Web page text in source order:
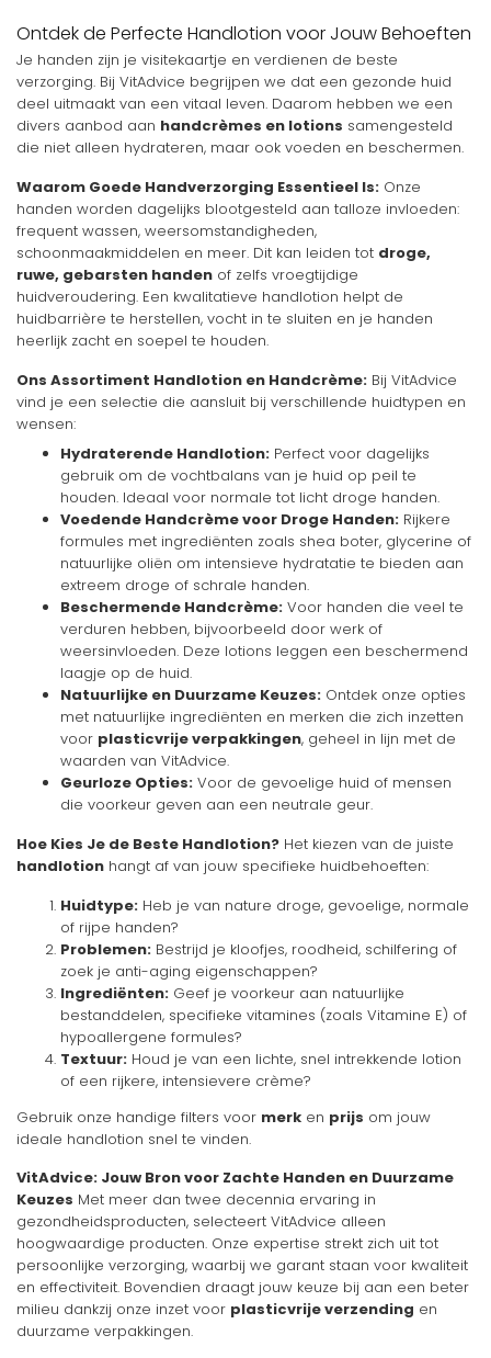
Ontdek de Perfecte Handlotion voor Jouw Behoeften
Je handen zijn je visitekaartje en verdienen de beste
verzorging. Bij VitAdvice begrijpen we dat een gezonde huid
deel uitmaakt van een vitaal leven. Daarom hebben we een
divers aanbod aan handcrèmes en lotions samengesteld
die niet alleen hydrateren, maar ook voeden en beschermen.
Waarom Goede Handverzorging Essentieel Is: Onze
handen worden dagelijks blootgesteld aan talloze invloeden:
frequent wassen, weersomstandigheden,
schoonmaakmiddelen en meer. Dit kan leiden tot droge,
ruwe, gebarsten handen of zelfs vroegtijdige
huidveroudering. Een kwalitatieve handlotion helpt de
huidbarrière te herstellen, vocht in te sluiten en je handen
heerlijk zacht en soepel te houden.
Ons Assortiment Handlotion en Handcrème: Bij VitAdvice
vind je een selectie die aansluit bij verschillende huidtypen en
wensen:
Hydraterende Handlotion: Perfect voor dagelijks
gebruik om de vochtbalans van je huid op peil te
houden. Ideaal voor normale tot licht droge handen.
Voedende Handcrème voor Droge Handen: Rijkere
formules met ingrediënten zoals shea boter, glycerine of
natuurlijke oliën om intensieve hydratatie te bieden aan
extreem droge of schrale handen.
Beschermende Handcrème: Voor handen die veel te
verduren hebben, bijvoorbeeld door werk of
weersinvloeden. Deze lotions leggen een beschermend
laagje op de huid.
Natuurlijke en Duurzame Keuzes: Ontdek onze opties
met natuurlijke ingrediënten en merken die zich inzetten
voor plasticvrije verpakkingen, geheel in lijn met de
waarden van VitAdvice.
Geurloze Opties: Voor de gevoelige huid of mensen
die voorkeur geven aan een neutrale geur.
Hoe Kies Je de Beste Handlotion? Het kiezen van de juiste
handlotion hangt af van jouw specifieke huidbehoeften:
Huidtype: Heb je van nature droge, gevoelige, normale
of rijpe handen?
Problemen: Bestrijd je kloofjes, roodheid, schilfering of
zoek je anti-aging eigenschappen?
Ingrediënten: Geef je voorkeur aan natuurlijke
bestanddelen, specifieke vitamines (zoals Vitamine E) of
hypoallergene formules?
Textuur: Houd je van een lichte, snel intrekkende lotion
of een rijkere, intensievere crème?
Gebruik onze handige filters voor merk en prijs om jouw
ideale handlotion snel te vinden.
VitAdvice: Jouw Bron voor Zachte Handen en Duurzame
Keuzes Met meer dan twee decennia ervaring in
gezondheidsproducten, selecteert VitAdvice alleen
hoogwaardige producten. Onze expertise strekt zich uit tot
persoonlijke verzorging, waarbij we garant staan voor kwaliteit
en effectiviteit. Bovendien draagt jouw keuze bij aan een beter
milieu dankzij onze inzet voor plasticvrije verzending en
duurzame verpakkingen.